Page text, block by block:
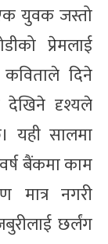
युवक जस्तो
प्रेमलाई
कविताले दिने
देखिने दृश्यले
यही सालमा
बैंकमा काम
मात्र नगरी
छर्लंग